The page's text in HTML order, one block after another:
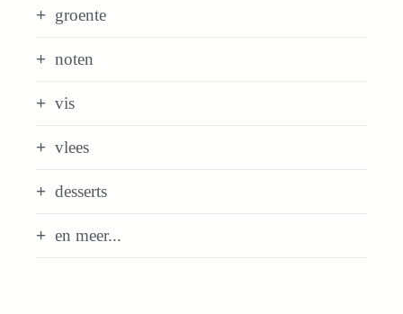
groente
noten
vis
vlees
desserts
en meer...